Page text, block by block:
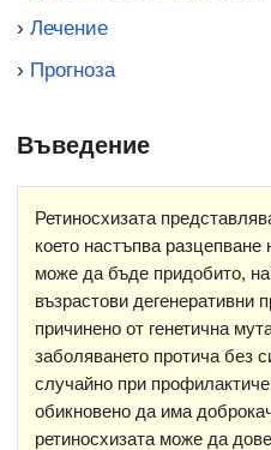
› Лечение
› Прогноза
Въведение
Ретиносхизата
което настъпва разцепване
може да бъде придобито,
възрастови дегенеративни
причинено от генетична
заболяването протича без
случайно при
обикновено да има
ретиносхизата може да